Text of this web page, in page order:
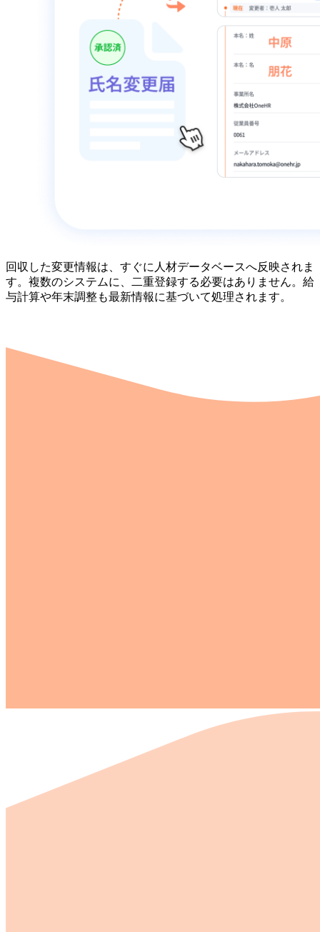
回収した変更情報は、すぐに人材データベースへ反映されま
す。複数のシステムに、二重登録する必要はありません。給
与計算や年末調整も最新情報に基づいて処理されます。